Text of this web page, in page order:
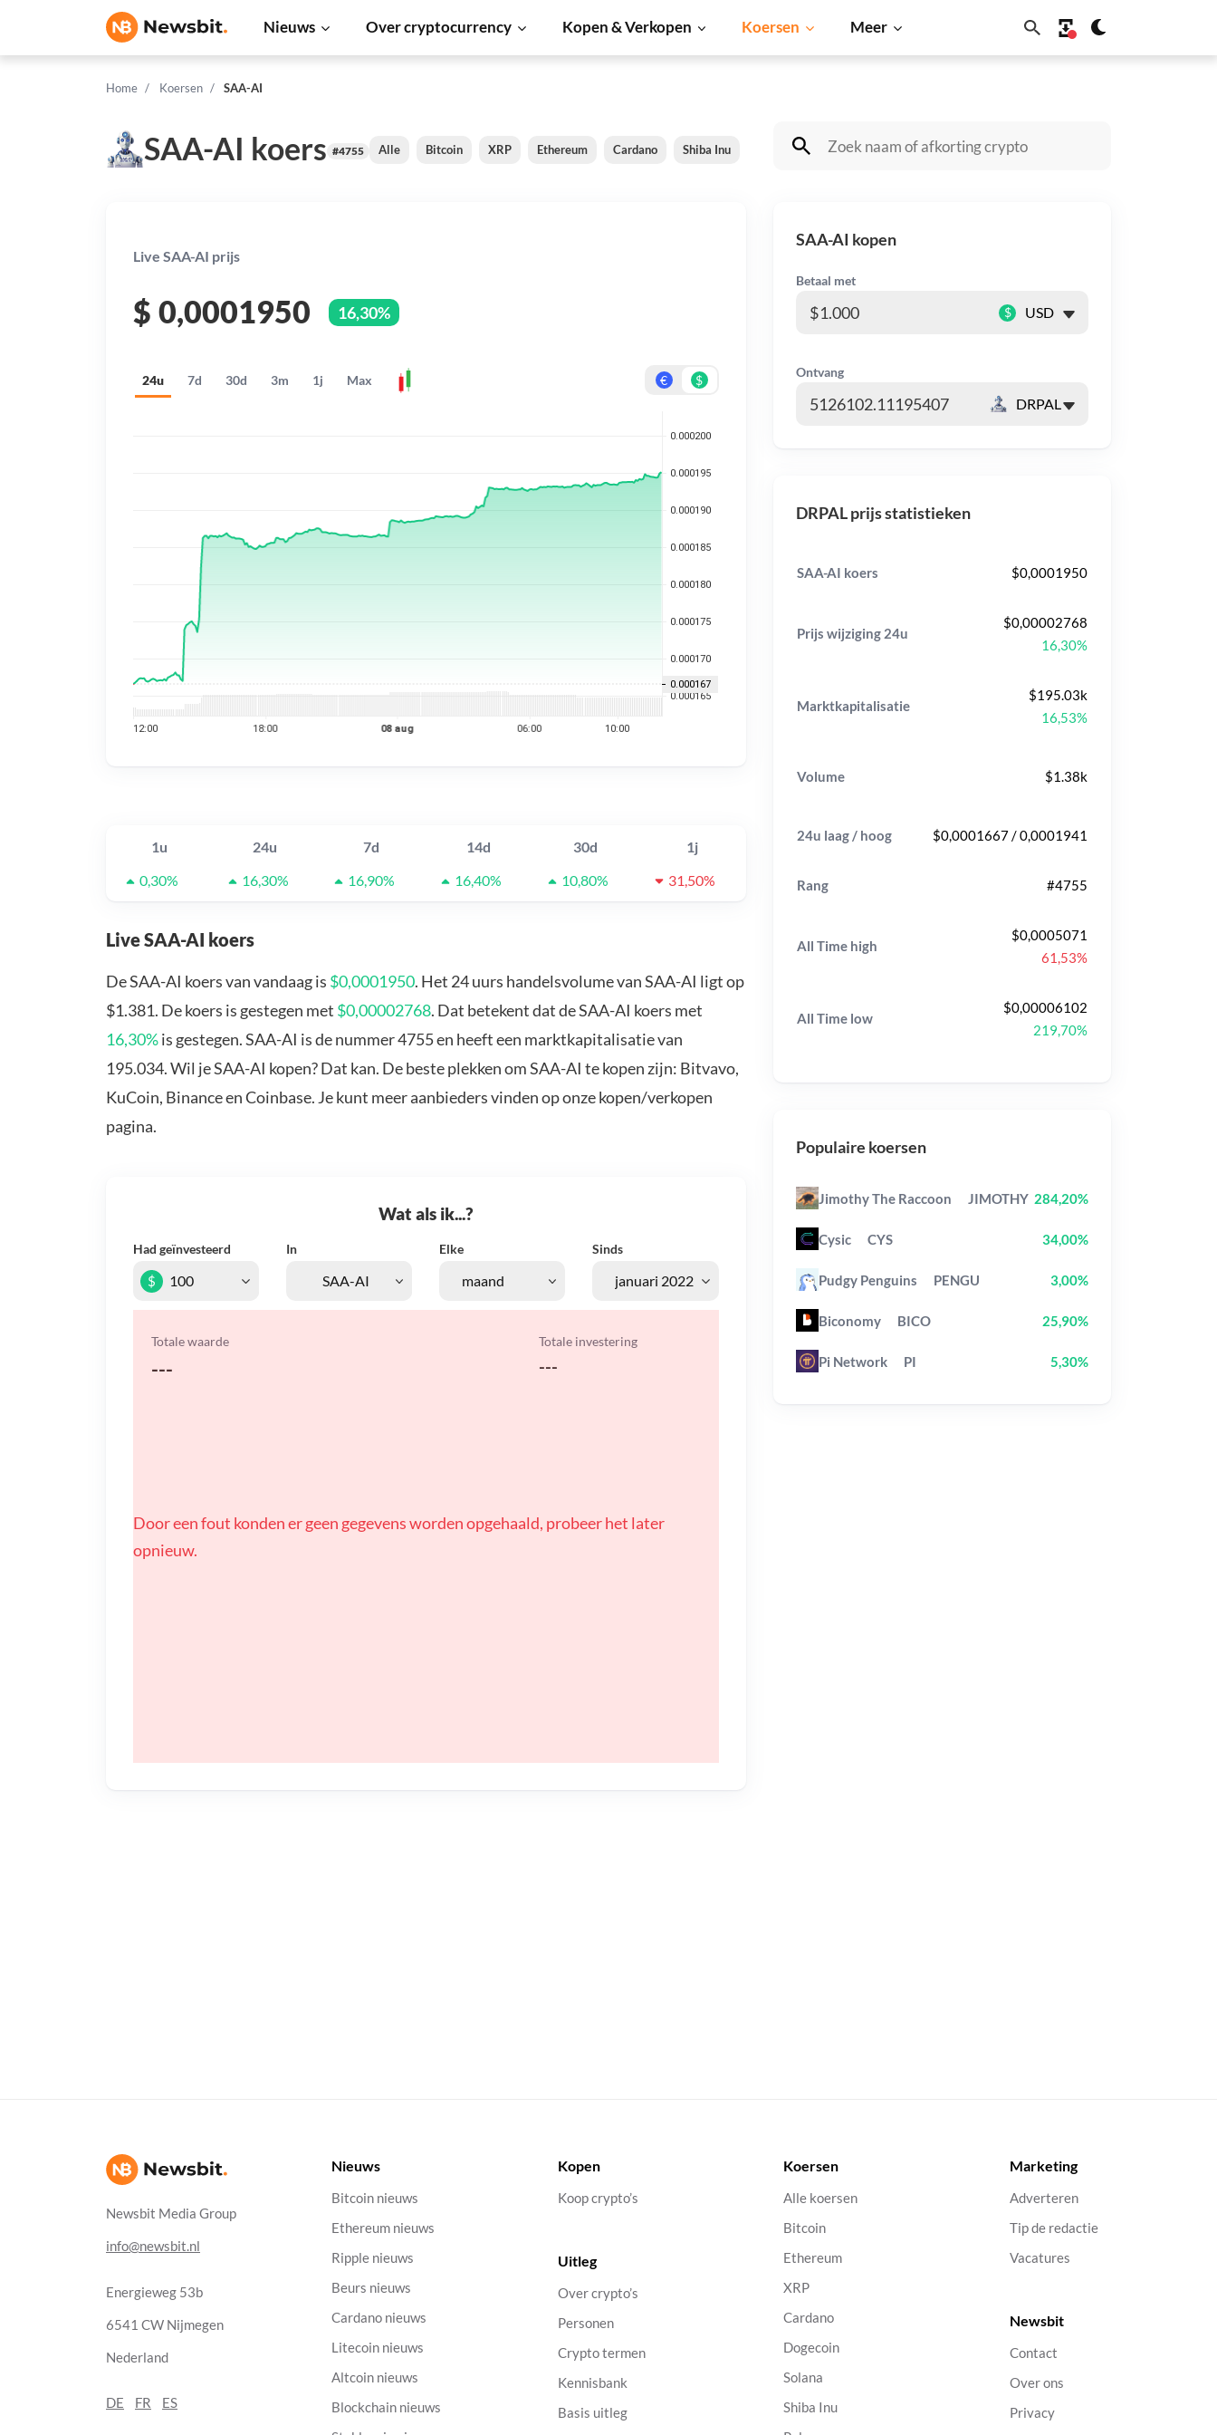
Nieuws Over cryptocurrency Kopen & Verkopen Koersen Meer
Home Koersen SAA-AI
SAA-AI koers #4755 Alle Bitcoin XRP Ethereum Cardano Shiba Inu Dogecoin Solana BNB
Live SAA-AI prijs
$ 0,0001950 16,30%
24u 7d 30d 3m 1j Max € $
1u 24u 7d 14d 30d
1j
0,30%
16,30% 16,90% 16,40% 10,80% 31,50%
Live SAA-AI koers
De SAA-AI koers van vandaag is $0,0001950. Het 24 uurs handelsvolume van SAA-AI ligt op
$1.381. De koers is gestegen met $0,00002768. Dat betekent dat de SAA-AI koers met
16,30%is gestegen. SAA-AI is de nummer 4755 en heeft een marktkapitalisatie van
195.034. Wil je SAA-AI kopen? Dat kan. De beste plekken om SAA-AI te kopen zijn: Bitvavo,
KuCoin, Binance en Coinbase. Je kunt meer aanbieders vinden op onze kopen/verkopen
pagina.
Wat als ik...?
Had geïnvesteerd In Elke Sinds
$
Totale waarde
---
Totale investering
---
Door een fout konden er geen gegevens worden opgehaald, probeer het later
opnieuw.
SAA-AI kopen
Betaal met
$
Ontvang
DRPAL prijs statistieken
SAA-AI koers $0,0001950
Prijs wijziging 24u
$0,00002768
16,30%
Marktkapitalisatie
$195.03k
16,53%
Volume $1.38k
24u laag / hoog $0,0001667 / 0,0001941
Rang #4755
All Time high
$0,0005071
61,53%
All Time low
$0,00006102
219,70%
Populaire koersen
Jimothy The Raccoon JIMOTHY 284,20%
Cysic CYS 34,00%
Pudgy Penguins PENGU 3,00%
Biconomy BICO 25,90%
Pi Network PI 5,30%
Newsbit Media Group
info@newsbit.nl
Energieweg 53b
6541 CW Nijmegen
Nederland
DE FR ES
Nieuws
Bitcoin nieuws
Ethereum nieuws
Ripple nieuws
Beurs nieuws
Cardano nieuws
Litecoin nieuws
Altcoin nieuws
Blockchain nieuws
Kopen
Koop crypto’s
Uitleg
Over crypto’s
Personen
Crypto termen
Kennisbank
Basis uitleg
Koersen
Alle koersen
Bitcoin
Ethereum
XRP
Cardano
Dogecoin
Solana
Shiba Inu
Marketing
Adverteren
Tip de redactie
Vacatures
Newsbit
Contact
Over ons
Privacy